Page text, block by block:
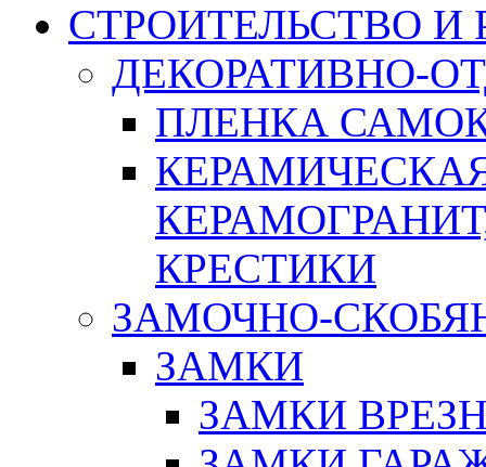
СТРОИТЕЛЬСТВО И
ДЕКОРАТИВНО-
ПЛЕНКА
КРЕСТИКИ
ЗАМОЧНО-
ЗАМКИ
ЗАМКИ